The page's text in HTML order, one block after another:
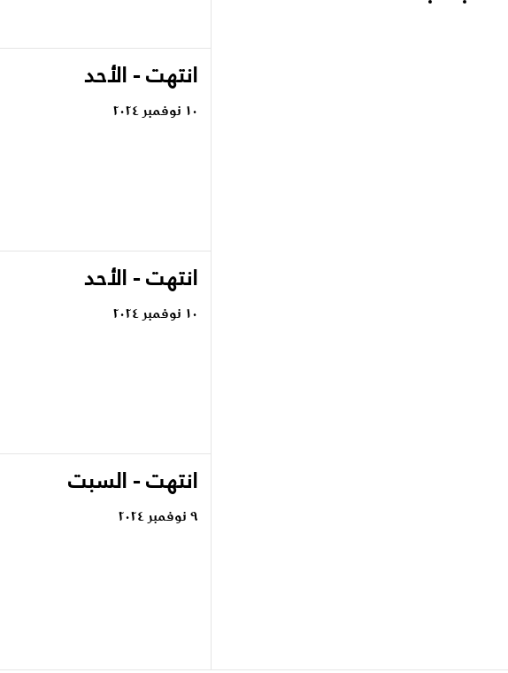
انتهت - الأحد
١٠ نوفمبر ٢٠٢٤
انتهت - الأحد
١٠ نوفمبر ٢٠٢٤
انتهت - السبت
٩ نوفمبر ٢٠٢٤